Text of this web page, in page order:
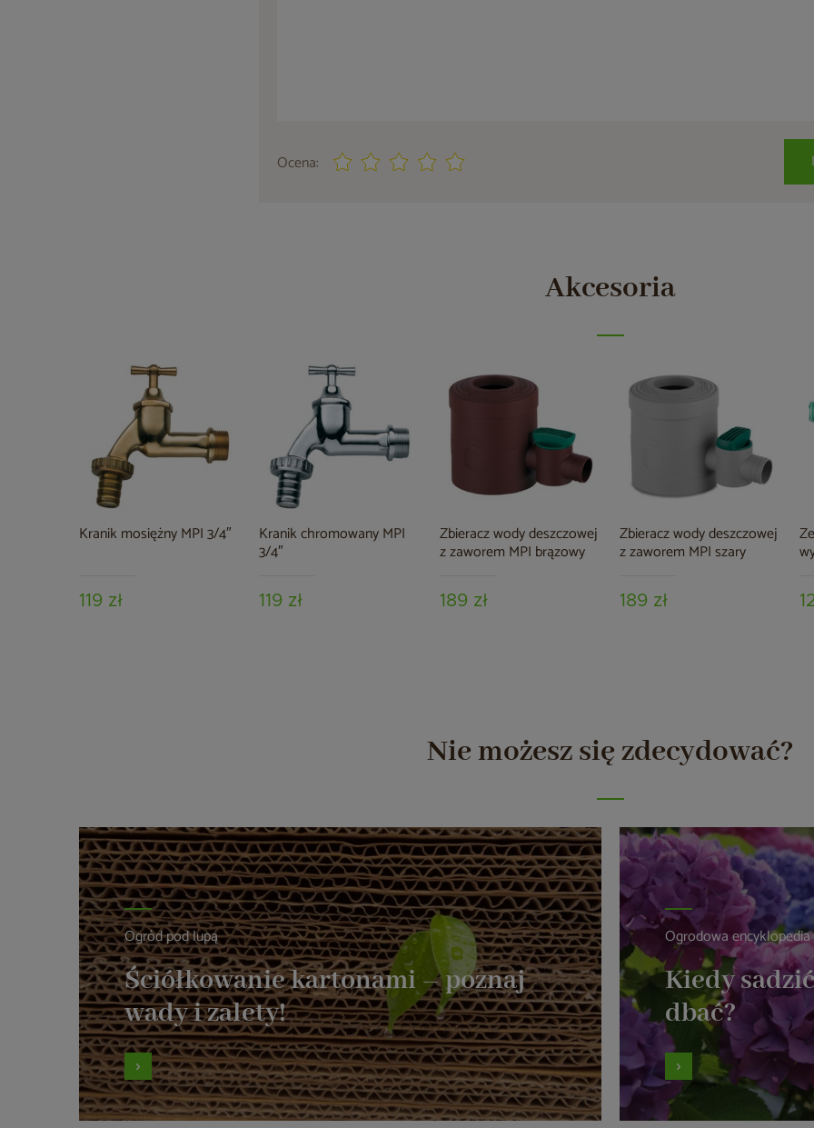
Ocena:
Akcesoria
Kranik mosiężny MPI 3/4″
119 zł
Kranik chromowany MPI
3/4″
119 zł
Zbieracz wody deszczowej
z zaworem MPI brązowy
189 zł
Zbieracz wody deszczowej
z zaworem MPI szary
189 zł
Nie możesz się zdecydować?
Ogród pod lupą
Ściółkowanie kartonami – poznaj
wady i zalety!
Ogrodowa encyklopedia
Kiedy
dbać?